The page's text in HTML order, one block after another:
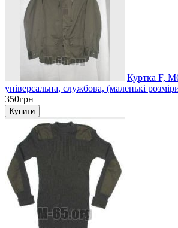
Куртка F,
універсальна, службова, (маленькі
350грн